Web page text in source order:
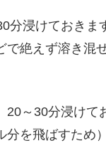
分浸けておきま
で絶えず溶き混
20～30分浸けて
分を飛ばすため